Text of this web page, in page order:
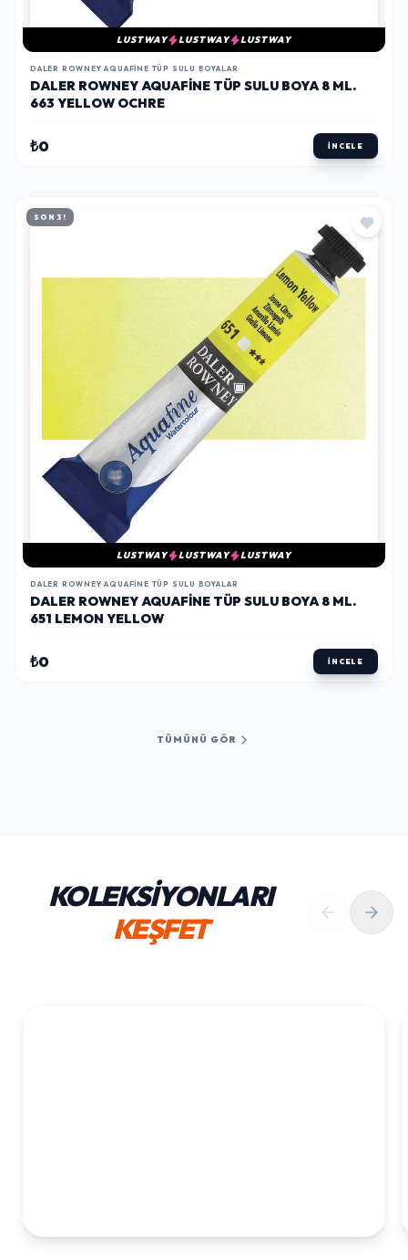
LUSTWAY LUSTWAY LUSTWAY
DALER ROWNEY AQUAFINE TÜP SULU BOYALAR
DALER ROWNEY AQUAFINE TÜP SULU BOYA 8 ML.
663 YELLOW OCHRE
₺0 İNCELE
SON 3!
LUSTWAY LUSTWAY LUSTWAY
DALER ROWNEY AQUAFINE TÜP SULU BOYALAR
DALER ROWNEY AQUAFINE TÜP SULU BOYA 8 ML.
651 LEMON YELLOW
₺0 İNCELE
TÜMÜNÜ GÖR
KOLEKSİYONLARI
KEŞFET